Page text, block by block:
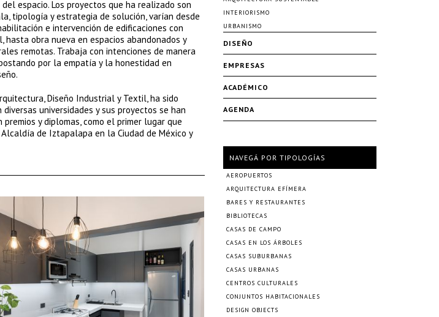
espacio. Los proyectos que ha realizado son
tipología y estrategia de solución, varían desde
e intervención de edificaciones con
hasta obra nueva en espacios abandonados y
remotas. Trabaja con intenciones de manera
por la empatía y la honestidad en
Diseño Industrial y Textil, ha sido
universidades y sus proyectos se han
y diplomas, como el primer lugar que
de Iztapalapa en la Ciudad de México y
INTERIORISMO
URBANISMO
DISEÑO
EMPRESAS
ACADÉMICO
AGENDA
NAVEGÁ POR TIPOLOGÍAS
AEROPUERTOS
ARQUITECTURA EFÍMERA
BARES Y RESTAURANTES
BIBLIOTECAS
CASAS DE CAMPO
CASAS EN LOS ÁRBOLES
CASAS SUBURBANAS
CASAS URBANAS
CENTROS CULTURALES
CONJUNTOS HABITACIONALES
DESIGN OBJECTS